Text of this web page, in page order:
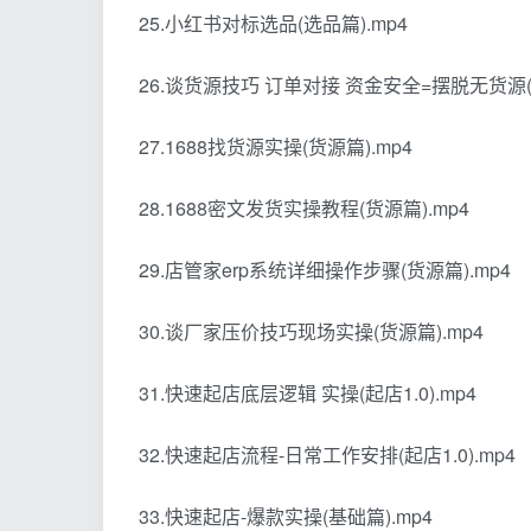
25.小红书对标选品(选品篇).mp4
26.谈货源技巧 订单对接 资金安全=摆脱无货
27.1688找货源实操(货源篇).mp4
28.1688密文发货实操教程(货源篇).mp4
29.店管家erp系统详细操作步骤(货源篇).mp4
30.谈厂家压价技巧现场实操(货源篇).mp4
31.快速起店底层逻辑 实操(起店1.0).mp4
32.快速起店流程-日常工作安排(起店1.0).mp4
33.快速起店-爆款实操(基础篇).mp4